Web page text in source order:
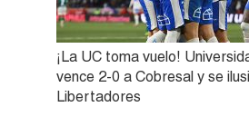
¡La UC toma vuelo!
vence 2-0 a Cobresal y se
Libertadores